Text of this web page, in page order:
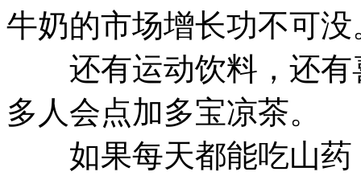
牛奶的市场增长功不可没
还有运动饮料，还有
多人会点加多宝凉茶。
如果每天都能吃山药